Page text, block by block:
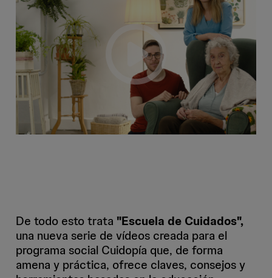
De todo esto trata "Escuela de Cuidados",
una nueva serie de vídeos creada para el
programa social Cuidopía que, de forma
amena y práctica, ofrece claves, consejos y